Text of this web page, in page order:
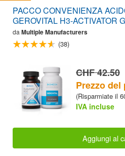
PACCO CONVENIENZA
GEROVITAL H3-ACTIVATOR
da Multiple Manufacturers
(38)
CHF 42.50
Prezzo del
(Risparmiate il
IVA incluse
Aggiungi al